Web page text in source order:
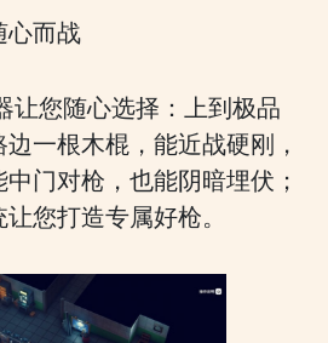
心而战
让您随心选择：上到极品
一根木棍，能近战硬刚，
门对枪，也能阴暗埋伏；
您打造专属好枪。